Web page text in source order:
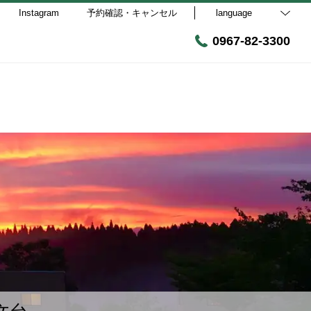
Instagram 予約確認・キャンセル language
0967-82-3300